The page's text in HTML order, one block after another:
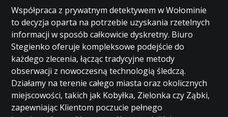
Współpraca z prywatnym detektywem w Wołominie
to decyzja oparta na potrzebie uzyskania rzetelnych
informacji w sposób całkowicie dyskretny. Biuro
Stegienko oferuje kompleksowe podejście do
każdego zlecenia, łącząc tradycyjne metody
obserwacji z nowoczesną technologią śledczą.
Działamy na terenie całego miasta oraz okolicznych
miejscowości, takich jak Kobyłka, Zielonka czy Ząbki,
zapewniając Klientom poczucie pełnego